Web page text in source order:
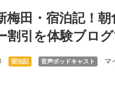
梅田・宿泊記！
割引を体験ブログ
宿泊記 音声ポッドキャスト マ